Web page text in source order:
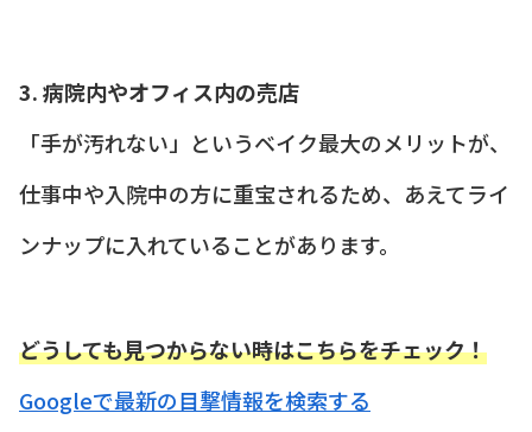
3. 病院内やオフィス内の売店
「手が汚れない」というベイク最大のメリットが、
仕事中や入院中の方に重宝されるため、あえてライ
ンナップに入れていることがあります。
どうしても見つからない時はこちらをチェック！
Googleで最新の目撃情報を検索する